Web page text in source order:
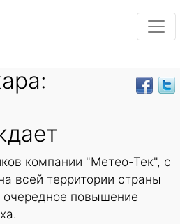
компании "Метео-Тек", с
всей территории страны
очередное повышение